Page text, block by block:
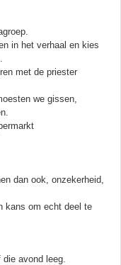
in het verhaal en kies
met de priester
we gissen,
dan ook, onzekerheid,
kans om echt deel te
avond leeg.